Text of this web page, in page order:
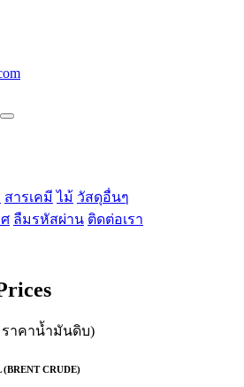
สารเคมี ไม้ วัสดุอื่นๆ
ลืมรหัสผ่าน ติดต่อเรา
ราคาน้ำมันดิบ)
CRUDE)